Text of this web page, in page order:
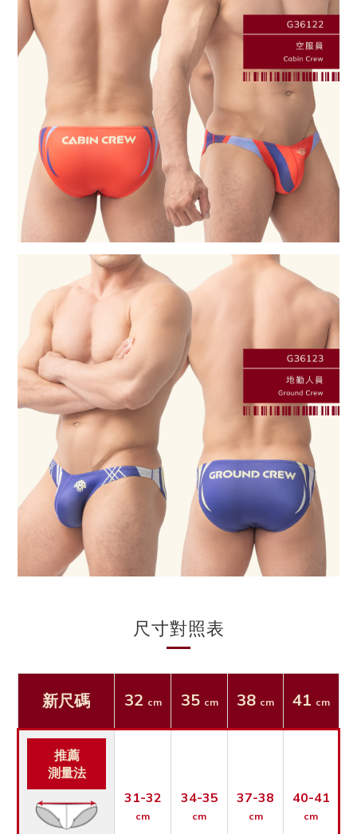
尺寸對照表
新尺碼 32 cm 35 cm 38 cm 41 cm
推薦
測量法
31-32
cm
34-35
cm
37-38
cm
40-41
cm